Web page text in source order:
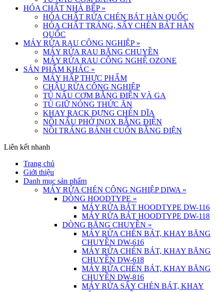
HÓA CHẤT NHÀ BẾP »
HÓA CHẤT RỬA CHÉN BÁT HÀN QUỐC
HÓA CHẤT TRÁNG, SẤY CHÉN BÁT HÀN
QUỐC
MÁY RỬA RAU CÔNG NGHIỆP »
MÁY RỬA RAU BĂNG CHUYỀN
MÁY RỬA RAU CÔNG NGHỆ OZONE
SẢN PHẨM KHÁC »
MÁY HẤP THỰC PHẨM
CHẬU RỬA CÔNG NGHIỆP
TỦ NẤU CƠM BẰNG ĐIỆN VÀ GA
TỦ GIỮ NÓNG THỨC ĂN
KHAY RACK ĐỰNG CHÉN DĨA
NỒI NẤU PHỞ INOX BẰNG ĐIỆN
NỒI TRÁNG BÁNH CUỐN BẰNG ĐIỆN
Liên kết nhanh
Trang chủ
Giới thiệu
Danh mục sản phẩm
MÁY RỬA CHÉN CÔNG NGHIỆP DIWA »
DÒNG HOODTYPE »
MÁY RỬA BÁT HOODTYPE DW-116
MÁY RỬA BÁT HOODTYPE DW-118
DÒNG BĂNG CHUYỀN »
MÁY RỬA CHÉN BÁT, KHAY BĂNG
CHUYỀN DW-616
MÁY RỬA CHÉN BÁT, KHAY BĂNG
CHUYỀN DW-618
MÁY RỬA CHÉN BÁT, KHAY BĂNG
CHUYỀN DW-816
MÁY RỬA SẤY CHÉN BÁT, KHAY